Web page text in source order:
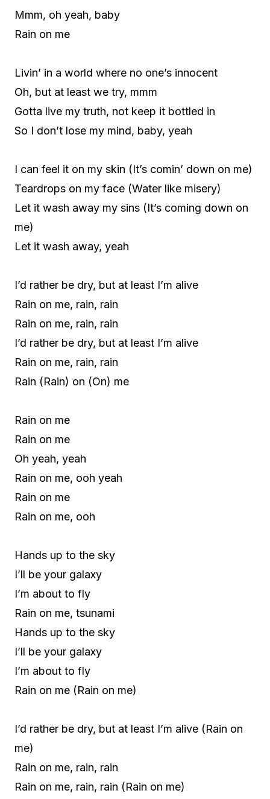
Mmm, oh yeah, baby
Rain on me
Livin’ in a world where no one’s innocent
Oh, but at least we try, mmm
Gotta live my truth, not keep it bottled in
So I don’t lose my mind, baby, yeah
I can feel it on my skin (It’s comin’ down on me)
Teardrops on my face (Water like misery)
Let it wash away my sins (It’s coming down on
me)
Let it wash away, yeah
I’d rather be dry, but at least I’m alive
Rain on me, rain, rain
Rain on me, rain, rain
I’d rather be dry, but at least I’m alive
Rain on me, rain, rain
Rain (Rain) on (On) me
Rain on me
Rain on me
Oh yeah, yeah
Rain on me, ooh yeah
Rain on me
Rain on me, ooh
Hands up to the sky
I’ll be your galaxy
I’m about to fly
Rain on me, tsunami
Hands up to the sky
I’ll be your galaxy
I’m about to fly
Rain on me (Rain on me)
I’d rather be dry, but at least I’m alive (Rain on
me)
Rain on me, rain, rain
Rain on me, rain, rain (Rain on me)